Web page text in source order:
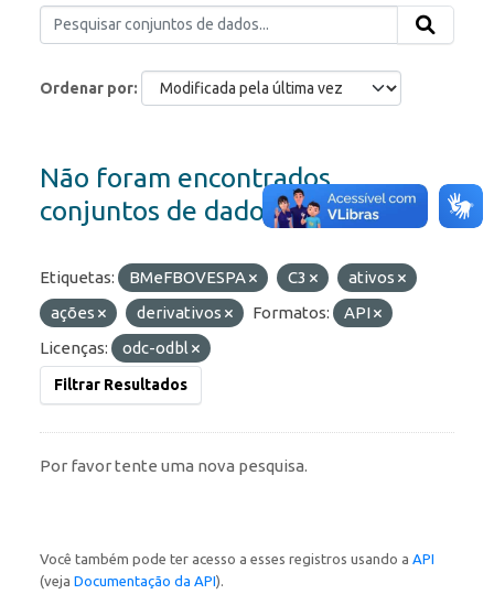
Ordenar por
Não foram encontrados
conjuntos de dados
Etiquetas: BMeFBOVESPA C3
ativos
ações
derivativos Formatos:
API
Licenças:
odc-odbl
Filtrar Resultados
Por favor tente uma nova pesquisa.
Você também pode ter acesso a esses registros usando a API
(veja Documentação da API).